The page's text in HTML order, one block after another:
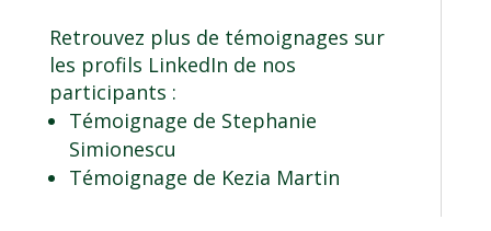
Retrouvez plus de témoignages sur
les profils LinkedIn de nos
participants :
Témoignage de Stephanie
Simionescu
Témoignage de Kezia Martin